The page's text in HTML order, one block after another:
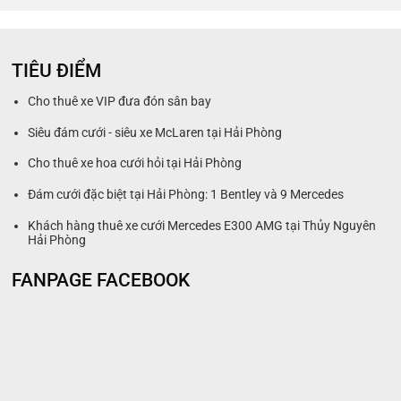
TIÊU ĐIỂM
Cho thuê xe VIP đưa đón sân bay
Siêu đám cưới - siêu xe McLaren tại Hải Phòng
Cho thuê xe hoa cưới hỏi tại Hải Phòng
Đám cưới đặc biệt tại Hải Phòng: 1 Bentley và 9 Mercedes
Khách hàng thuê xe cưới Mercedes E300 AMG tại Thủy Nguyên
Hải Phòng
FANPAGE FACEBOOK